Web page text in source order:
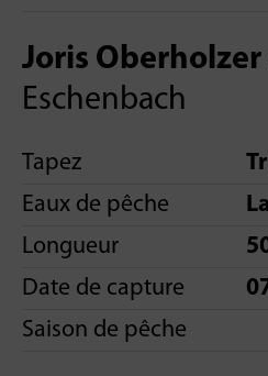
Joris Oberholzer
Eschenbach
Tapez
Eaux de pêche
Longueur
Date de capture
Saison de pêche